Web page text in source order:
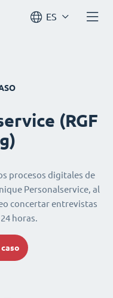
ES
(RGF
procesos digitales de
Personalservice, al
concertar entrevistas
horas.